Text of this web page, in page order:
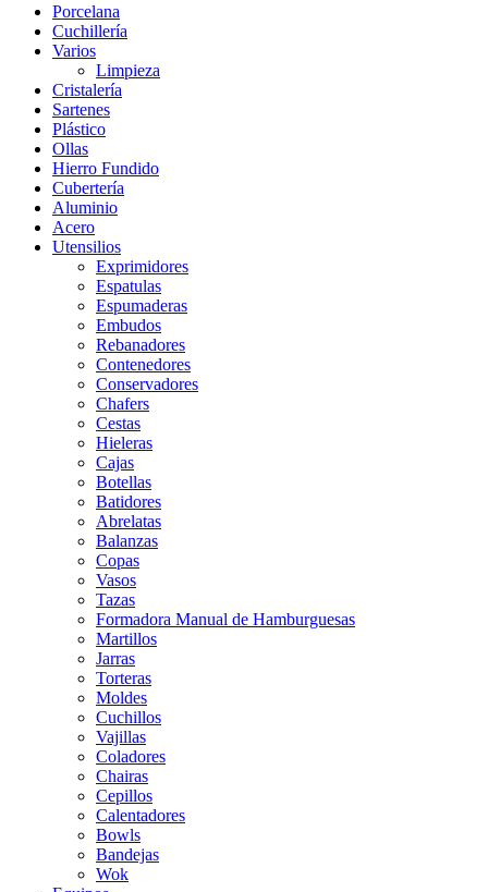
Porcelana
Cuchillería
Varios
Limpieza
Cristalería
Sartenes
Plástico
Ollas
Hierro Fundido
Cubertería
Aluminio
Acero
Utensilios
Exprimidores
Espatulas
Espumaderas
Embudos
Rebanadores
Contenedores
Conservadores
Chafers
Cestas
Hieleras
Cajas
Botellas
Batidores
Abrelatas
Balanzas
Copas
Vasos
Tazas
Formadora Manual de Hamburguesas
Martillos
Jarras
Torteras
Moldes
Cuchillos
Vajillas
Coladores
Chairas
Cepillos
Calentadores
Bowls
Bandejas
Wok